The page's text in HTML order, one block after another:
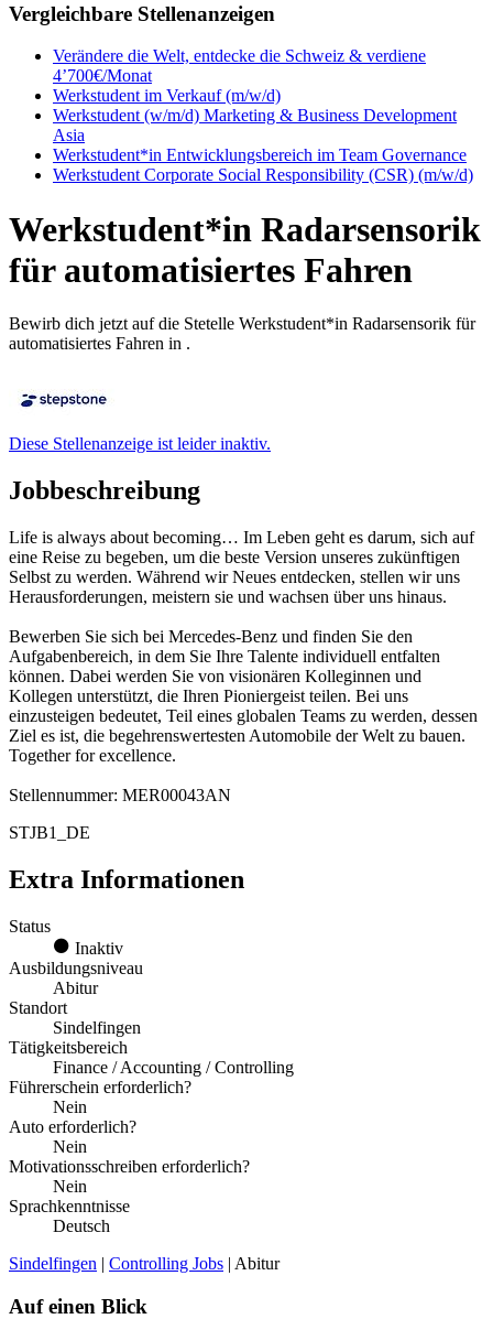
Vergleichbare Stellenanzeigen
Verändere die Welt, entdecke die Schweiz & verdiene
4’700€/Monat
Werkstudent im Verkauf (m/w/d)
Werkstudent (w/m/d) Marketing & Business Development
Asia
Werkstudent*in Entwicklungsbereich im Team Governance
Werkstudent Corporate Social Responsibility (CSR) (m/w/d)
Werkstudent*in Radarsensorik
für automatisiertes Fahren
Bewirb dich jetzt auf die Stetelle Werkstudent*in Radarsensorik für
automatisiertes Fahren in .
Diese Stellenanzeige ist leider inaktiv.
Jobbeschreibung
Life is always about becoming… Im Leben geht es darum, sich auf
eine Reise zu begeben, um die beste Version unseres zukünftigen
Selbst zu werden. Während wir Neues entdecken, stellen wir uns
Herausforderungen, meistern sie und wachsen über uns hinaus.
Bewerben Sie sich bei Mercedes-Benz und finden Sie den
Aufgabenbereich, in dem Sie Ihre Talente individuell entfalten
können. Dabei werden Sie von visionären Kolleginnen und
Kollegen unterstützt, die Ihren Pioniergeist teilen. Bei uns
einzusteigen bedeutet, Teil eines globalen Teams zu werden, dessen
Ziel es ist, die begehrenswertesten Automobile der Welt zu bauen.
Together for excellence.
Stellennummer: MER00043AN
STJB1_DE
Extra Informationen
Status
Inaktiv
Ausbildungsniveau
Abitur
Standort
Sindelfingen
Tätigkeitsbereich
Finance / Accounting / Controlling
Führerschein erforderlich?
Nein
Auto erforderlich?
Nein
Motivationsschreiben erforderlich?
Nein
Sprachkenntnisse
Deutsch
Sindelfingen | Controlling Jobs | Abitur
Auf einen Blick